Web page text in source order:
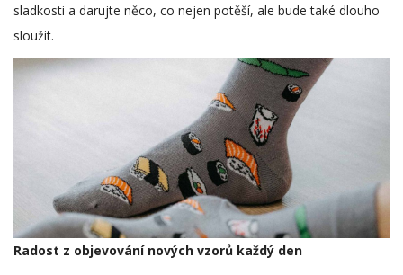
sladkosti a darujte něco, co nejen potěší, ale bude také dlouho
sloužit.
Radost z objevování nových vzorů každý den